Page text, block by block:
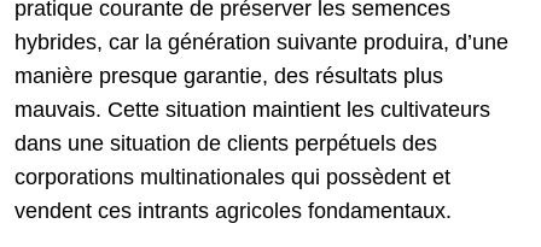
pratique courante de préserver les semences
hybrides, car la génération suivante produira, d’une
manière presque garantie, des résultats plus
mauvais. Cette situation maintient les cultivateurs
dans une situation de clients perpétuels des
corporations multinationales qui possèdent et
vendent ces intrants agricoles fondamentaux.